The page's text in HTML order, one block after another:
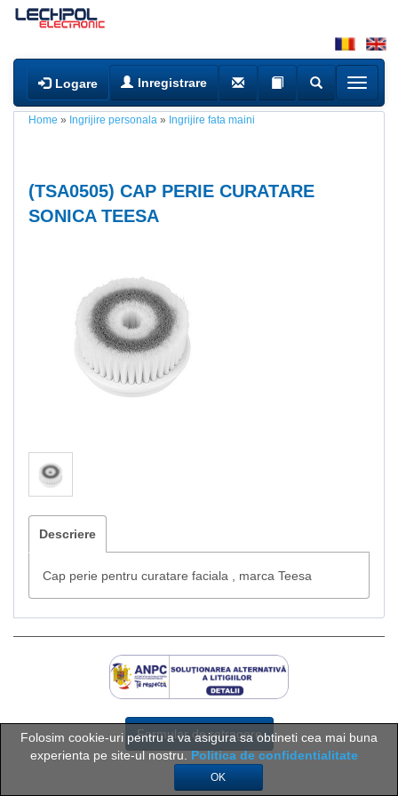
Logare Inregistrare
Home » Ingrijire personala » Ingrijire fata maini
(TSA0505) CAP PERIE CURATARE
SONICA TEESA
Descriere
Cap perie pentru curatare faciala , marca Teesa
Folosim cookie-uri pentru a va asigura sa obtineti cea mai buna
experienta pe site-ul nostru.Politica de confidentialitate
OK
Formular de retragere